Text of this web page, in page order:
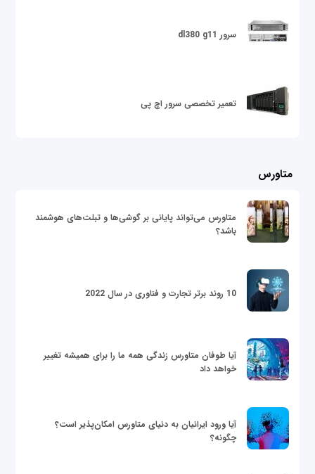
سرور dl380 g11
تعمیر تخصصی سرور اچ پی
متاورس
متاورس می‌تواند پایانی بر گوشی‌ها و تبلت‌های هوشمند
باشد؟
10 روند برتر تجارت و فناوری در سال 2022
آیا طوفان متاورس زندگی همه ما را برای همیشه تغییر
خواهد داد
آیا ورود ایرانیان به دنیای متاورس امکان‌پذیر است؟
چگونه؟